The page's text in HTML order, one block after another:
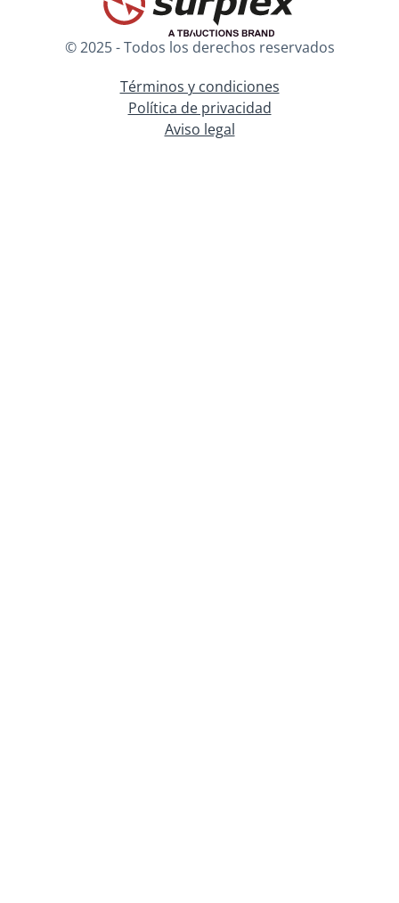
© 2025 - Todos los derechos reservados
Términos y condiciones
Política de privacidad
Aviso legal